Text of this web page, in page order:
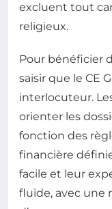
excluent tout
religieux.
Pour bénéficier
saisir que le CE
interlocuteur.
orienter les
fonction des
financière
facile et leur
fluide, avec une